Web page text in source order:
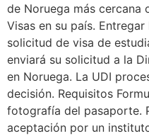
de Noruega más cercana
Visas en su país.
solicitud de visa de
enviará su solicitud a la
en Noruega. La UDI
decisión. Requisitos
fotografía del pasaporte.
aceptación por un